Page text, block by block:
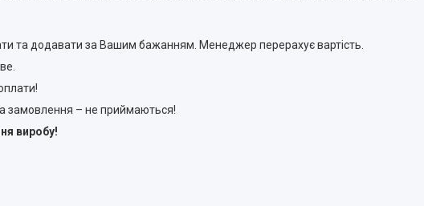
та додавати за Вашим бажанням. Менеджер перерахує вартість.
замовлення – не приймаються!
виробу!